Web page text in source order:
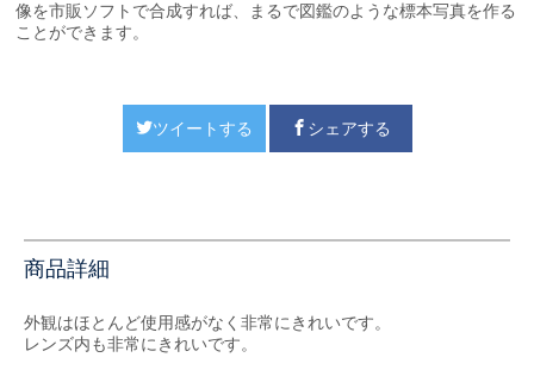
像を市販ソフトで合成すれば、まるで図鑑のような標本写真を作る
ことができます。
ツイートする シェアする
商品詳細
外観はほとんど使用感がなく非常にきれいです。
レンズ内も非常にきれいです。